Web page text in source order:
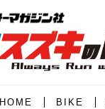
HOME BIKE